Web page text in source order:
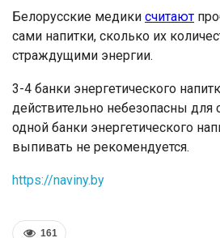
Белорусские медики считают
сами напитки, сколько их
страждущими энергии.
3-4 банки энергетического
действительно небезопасны
одной банки энергетического
выпивать не рекомендуется.
https://naviny.by
161